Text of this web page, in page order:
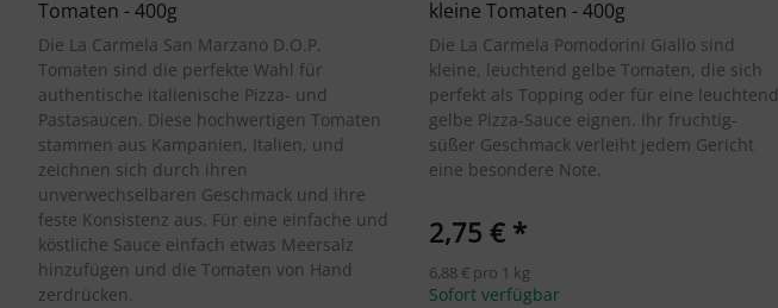
Tomaten - 400g
Die La Carmela San Marzano D.O.P.
Tomaten sind die perfekte Wahl für
authentische italienische Pizza- und
Pastasaucen. Diese hochwertigen Tomaten
stammen aus Kampanien, Italien, und
zeichnen sich durch ihren
unverwechselbaren Geschmack und ihre
feste Konsistenz aus. Für eine einfache und
köstliche Sauce einfach etwas Meersalz
hinzufügen und die Tomaten von Hand
zerdrücken.
kleine Tomaten - 400g
Die La Carmela Pomodorini Giallo sind
kleine, leuchtend gelbe Tomaten, die sich
perfekt als Topping oder für eine leuchtend
gelbe Pizza-Sauce eignen. Ihr fruchtig-
süßer Geschmack verleiht jedem Gericht
eine besondere Note.
2,75 € *
6,88 € pro 1 kg
Sofort verfügbar